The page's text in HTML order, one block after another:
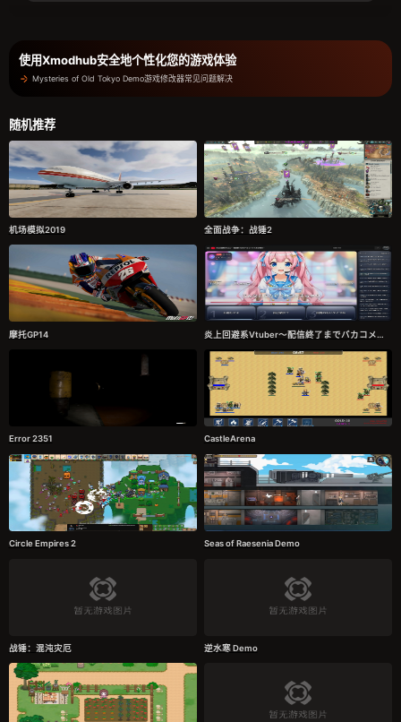
使用Xmodhub安全地个性化您的游戏体验
Mysteries of Old Tokyo Demo游戏修改器常见问题解决
随机推荐
机场模拟2019 全面战争：战锤2
摩托GP14 炎上回避系Vtuber〜配信終了までバカコメから生き残れ〜
Error 2351 CastleArena
Circle Empires 2 Seas of Raesenia Demo
战锤：混沌灾厄 逆水寒 Demo